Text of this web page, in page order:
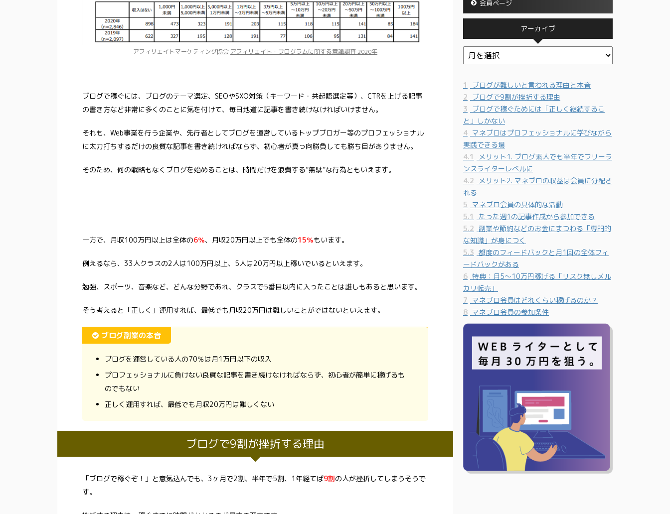
アフィリエイトマーケティング協会 アフィリエイト・プログラムに関する意識調査 2020年
ブログで稼ぐには、ブログのテーマ選定、SEOやSXO対策（キーワード・共起語選定等）、CTRを上げる記事
の書き方など非常に多くのことに気を付けて、毎日地道に記事を書き続けなければいけません。
それも、Web事業を行う企業や、先行者としてブログを運営しているトップブロガー等のプロフェッショナル
に太刀打ちするだけの良質な記事を書き続ければならず、初心者が真っ向勝負しても勝ち目がありません。
そのため、何の戦略もなくブログを始めることは、時間だけを浪費する”無駄”な行為ともいえます。
一方で、月収100万円以上は全体の6％、月収20万円以上でも全体の15％もいます。
例えるなら、33人クラスの2人は100万円以上、5人は20万円以上稼いでいるといえます。
勉強、スポーツ、音楽など、どんな分野であれ、クラスで5番目以内に入ったことは誰しもあると思います。
そう考えると「正しく」運用すれば、最低でも月収20万円は難しいことがではないといえます。
ブログ副業の本音
ブログを運営している人の70％は月1万円以下の収入
プロフェッショナルに負けない良質な記事を書き続けなければならず、初心者が簡単に稼げるも
のでもない
正しく運用すれば、最低でも月収20万円は難しくない
ブログで9割が挫折する理由
「ブログで稼ぐぞ！」と意気込んでも、3ヶ月で2割、半年で5割、1年経てば9割の人が挫折してしまうそうで
す。
会員ページ
アーカイブ
1
ブログが難しいと言われる理由と本音
2 ブログで9割が挫折する理由
3 ブログで稼ぐためには「正しく継続するこ
と」しかない
4 マネブロはプロフェッショナルに学びながら
実践できる場
4.1
メリット1. ブログ素人でも半年でフリーラ
ンスライターレベルに
4.2
メリット2. マネブロの収益は会員に分配さ
れる
5 マネブロ会員の具体的な活動
5.1
たった週1の記事作成から参加できる
5.2 副業や節約などのお金にまつわる「専門的
な知識」が身につく
5.3 都度のフィードバックと月1回の全体フィ
ードバックがある
6 特典：月5～10万円稼げる「リスク無しメル
カリ転売」
7 マネブロ会員はどれくらい稼げるのか？
8 マネブロ会員の参加条件